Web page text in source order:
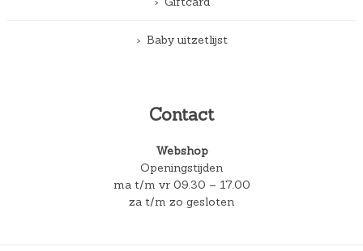
Baby uitzetlijst
Contact
Webshop
Openingstijden
ma t/m vr 09.30 – 17.00
za t/m zo gesloten